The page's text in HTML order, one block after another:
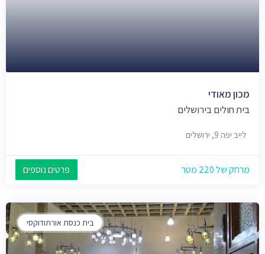
מכון מאודי
בית חולים בירושלים
לייב יפה 9, ירושלים
מרחק של 220 מטר פרטים נוספים
בית כנסת אורתודוקסי